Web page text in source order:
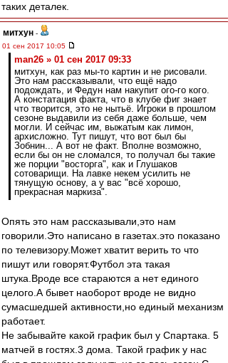
таких деталек.
митхун -
01 сен 2017 10:05
man26 » 01 сен 2017 09:33
митхун, как раз мы-то картин и не рисовали.
Это нам рассказывали, что ещё надо
подождать, и Федун нам накупит ого-го кого.
А констатация факта, что в клубе фиг знает
что творится, это не нытьё. Игроки в прошлом
сезоне выдавили из себя даже больше, чем
могли. И сейчас им, выжатым как лимон,
архисложно. Тут пишут, что вот был бы
Зобнин... А вот не факт. Вполне возможно,
если бы он не сломался, то получал бы такие
же порции "восторга", как и Глушаков
сотоварищи. На лавке некем усилить не
тянущую основу, а у вас "всё хорошо,
прекрасная маркиза".
Опять это нам рассказывали,это нам
говорили.Это написано в газетах.это показано
по телевизору.Может хватит верить то что
пишут или говорят.Футбол эта такая
штука.Вроде все стараются а нет единого
целого.А бывет наоборот вроде не видно
сумасшедшей активности,но единый механизм
работает.
Не забывайте какой график был у Спартака. 5
матчей в гостях.3 дома. Такой график у нас